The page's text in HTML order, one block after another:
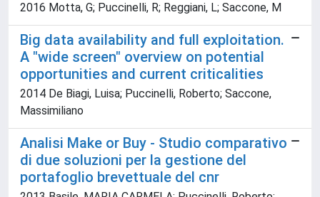
2016 Motta, G; Puccinelli, R; Reggiani, L; Saccone, M
Big data availability and full exploitation.
A "wide screen" overview on potential
opportunities and current criticalities
2014 De Biagi, Luisa; Puccinelli, Roberto; Saccone,
Massimiliano
Analisi Make or Buy - Studio comparativo
di due soluzioni per la gestione del
portafoglio brevettuale del cnr